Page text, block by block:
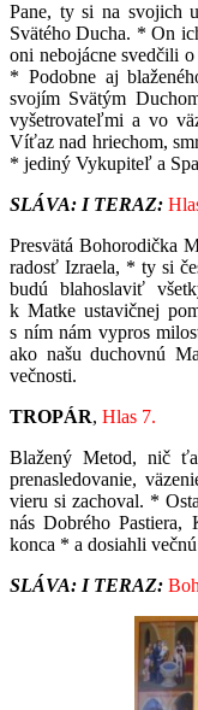
Pane, ty si na svojich
Svätého Ducha. * On
oni nebojácne svedčili
* Podobne aj
svojím Svätým
vyšetrovateľmi a vo
Víťaz nad hriechom,
* jediný Vykupiteľ a
SLÁVA: I TERAZ:
Presvätá Bohorodička
radosť Izraela, * ty si
budú blahoslaviť
k Matke ustavičnej
s ním nám vypros
ako našu duchovnú
večnosti.
TROPÁR, Hlas 7.
Blažený Metod, nič
prenasledovanie,
vieru si zachoval. *
nás Dobrého
konca * a dosiahli
SLÁVA: I TERAZ: